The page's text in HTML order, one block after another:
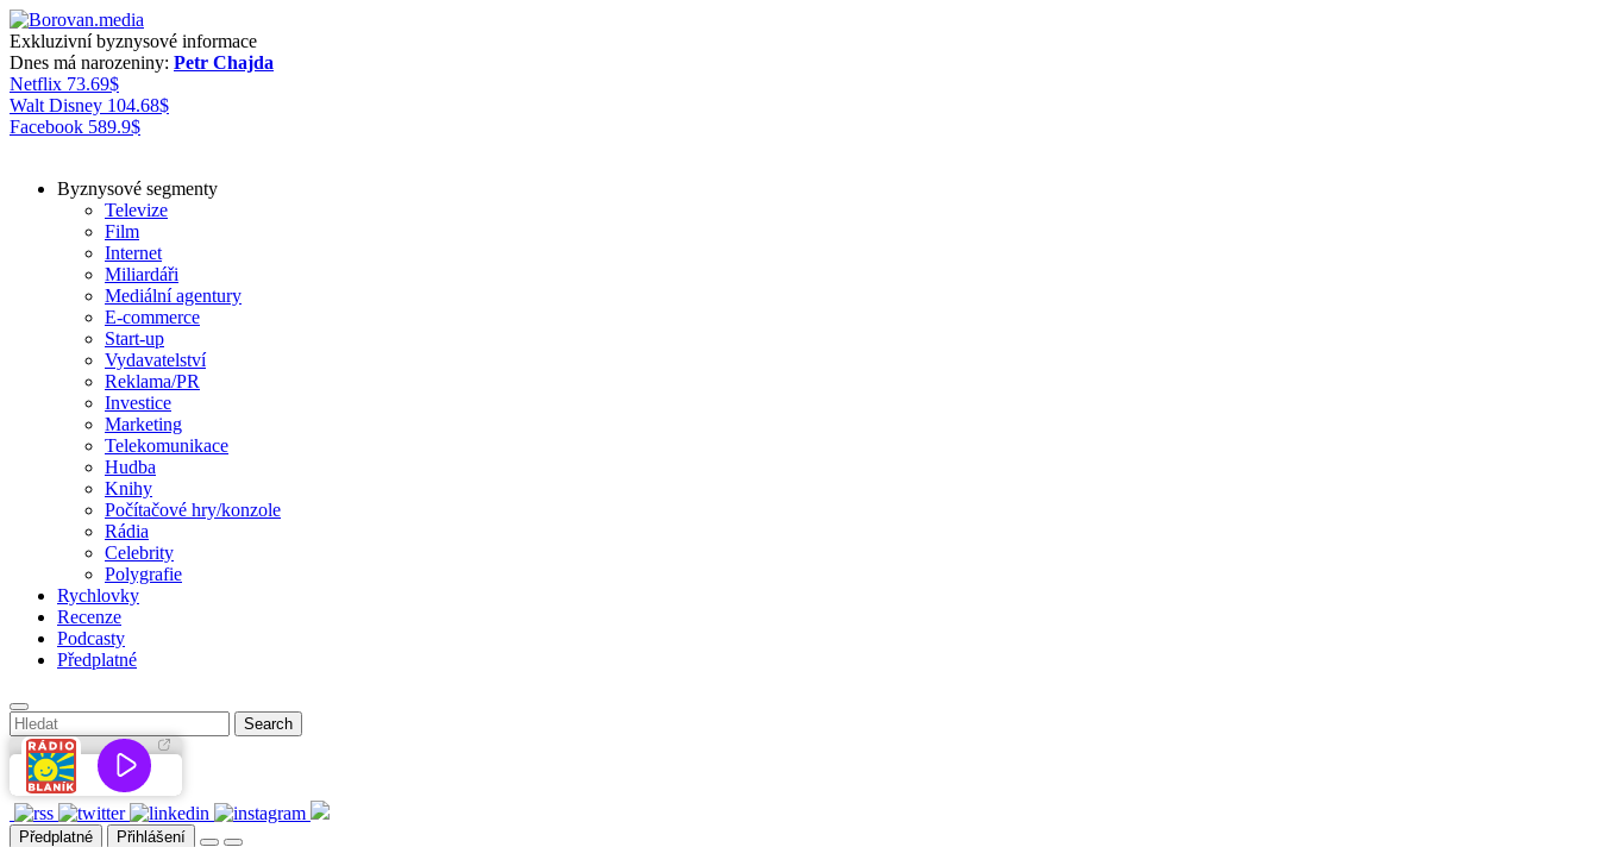
Exkluzivní byznysové informace
Dnes má narozeniny: Petr Chajda
Netflix 73.69$
Walt Disney 104.68$
Facebook 589.9$
Byznysové segmenty
Televize
Film
Internet
Miliardáři
Mediální agentury
E-commerce
Start-up
Vydavatelství
Reklama/PR
Investice
Marketing
Telekomunikace
Hudba
Knihy
Počítačové hry/konzole
Rádia
Celebrity
Polygrafie
Rychlovky
Recenze
Podcasty
Předplatné
Předplatné Přihlášení